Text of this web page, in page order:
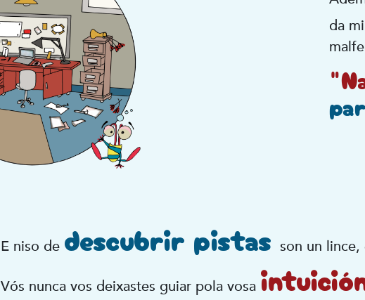
da
E niso de descubrir pistas son un lince,
Vós nunca vos deixastes guiar pola vosa